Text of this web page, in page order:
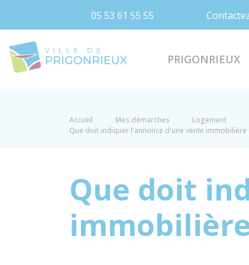
05 53 61 55 55
PRIGONRIEUX
Accueil Mes démarches Logement
Que doit indiquer l'annonce d'une vente immobilière
Que doit